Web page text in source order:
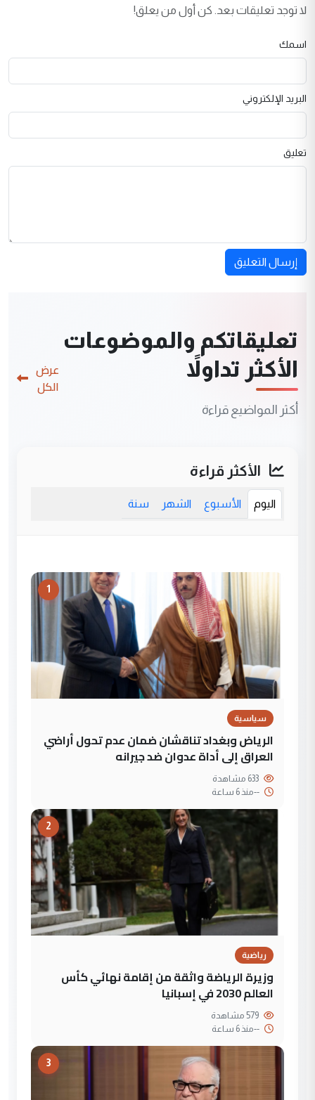
لا توجد تعليقات بعد. كن أول من يعلق!
اسمك
البريد الإلكتروني
تعليق
إرسال التعليق
تعليقاتكم والموضوعات
الأكثر تداولاً
أكثر المواضيع قراءة
عرض
الكل
الأكثر قراءة
اليوم الأسبوع الشهر سنة
1
سياسية
الرياض وبغداد تناقشان ضمان عدم تحول أراضي
العراق إلى أداة عدوان ضد جيرانه
--منذ 6 ساعة
2
رياضية
وزيرة الرياضة واثقة من إقامة نهائي كأس
العالم 2030 في إسبانيا
--منذ 6 ساعة
3